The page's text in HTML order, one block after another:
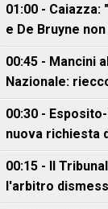
01:00 -
e De Bruyne
00:45 - Mancini
Nazionale:
00:30 -
nuova richiesta
00:15 - Il
l'arbitro